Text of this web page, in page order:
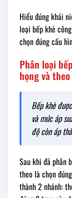
Hiểu đúng khái
loại bếp khè
chọn đúng cấu
Phân loại
họng và
Bếp khè
và mức áp
độ còn áp
Sau khi đã phân
theo là chọn
thành 2 nhánh: